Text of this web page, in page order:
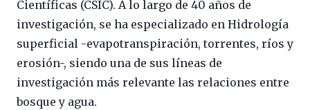
Científicas (CSIC). A lo largo de 40 años de
investigación, se ha especializado en Hidrología
superficial -evapotranspiración, torrentes, ríos y
erosión-, siendo una de sus líneas de
investigación más relevante las relaciones entre
bosque y agua.